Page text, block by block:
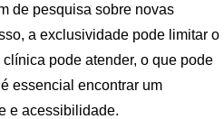
de pesquisa sobre novas
a exclusividade pode limitar o
pode atender, o que pode
essencial encontrar um
e acessibilidade.